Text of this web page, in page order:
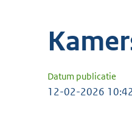
Datum publicatie
12-02-2026